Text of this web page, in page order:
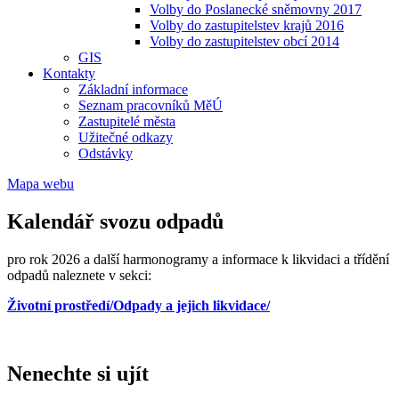
Volby do Poslanecké sněmovny 2017
Volby do zastupitelstev krajů 2016
Volby do zastupitelstev obcí 2014
GIS
Kontakty
Základní informace
Seznam pracovníků MěÚ
Zastupitelé města
Užitečné odkazy
Odstávky
Mapa webu
Kalendář svozu odpadů
pro rok 2026 a další harmonogramy a informace k likvidaci a třídění
odpadů naleznete v sekci:
Životní prostředí/Odpady a jejich likvidace/
Nenechte si ujít